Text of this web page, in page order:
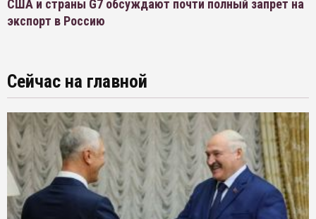
США и страны G7 обсуждают почти полный запрет на
экспорт в Россию
Сейчас на главной